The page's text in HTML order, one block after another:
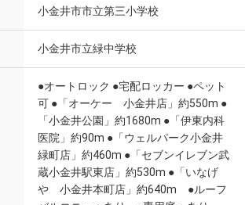
小金井市市立第三小学校
小金井市立緑中学校
●オートロック ●宅配ロッカー ●ペット
可 ●「オーケー 小金井店」約550m ●
「小金井公園」約1680m ●「伊東内科
医院」約90m ●「ウェルパーク小金井
緑町店」約460m ●「セブンイレブン武
蔵小金井駅東店」約530m ●「いなげ
や 小金井本町店」約640m ●ルーフ